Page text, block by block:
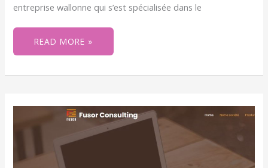
entreprise wallonne qui s’est spécialisée dans le
READ MORE »